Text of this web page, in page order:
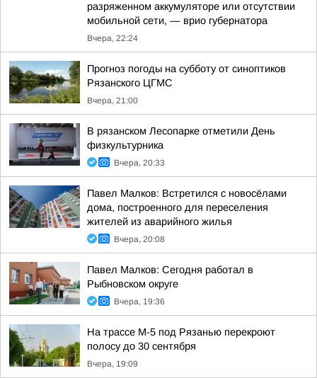
разряженном аккумуляторе или отсутствии
мобильной сети, — врио губернатора
Вчера, 22:24
Прогноз погоды на субботу от синоптиков
Рязанского ЦГМС
Вчера, 21:00
В рязанском Лесопарке отметили День
физкультурника
Вчера, 20:33
Павел Малков: Встретился с новосёлами
дома, построенного для переселения
жителей из аварийного жилья
Вчера, 20:08
Павел Малков: Сегодня работал в
Рыбновском округе
Вчера, 19:36
На трассе М-5 под Рязанью перекроют
полосу до 30 сентября
Вчера, 19:09